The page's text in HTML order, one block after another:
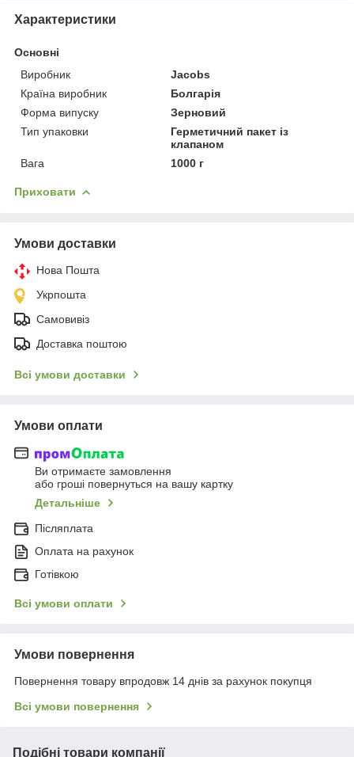
Характеристики
Основні
Виробник
Jacobs
Країна виробник
Болгарія
Форма випуску
Зерновий
Тип упаковки
Герметичний пакет із
клапаном
Вага
1000 г
Приховати
Умови доставки
Нова Пошта
Укрпошта
Самовивіз
Доставка поштою
Всі умови доставки
Умови оплати
Ви отримаєте замовлення
або гроші повернуться на вашу картку
Детальніше
Післяплата
Оплата на рахунок
Готівкою
Всі умови оплати
Умови повернення
Повернення товару впродовж 14 днів за рахунок покупця
Всі умови повернення
Подібні товари компанії